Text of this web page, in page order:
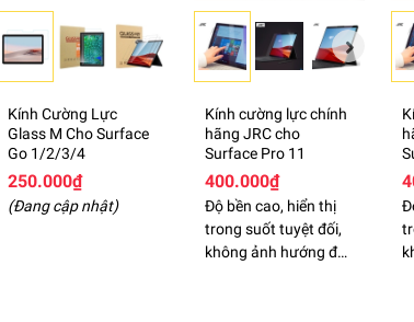
Kính Cường Lực
Glass M Cho Surface
Go 1/2/3/4
250.000₫
(Đang cập nhật)
Kính cường lực chính
hãng JRC cho
Surface Pro 11
400.000₫
Độ bền cao, hiển thị
trong suốt tuyệt đối,
không ảnh hướng đến